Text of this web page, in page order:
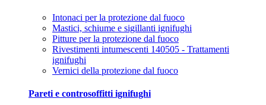
Intonaci per la protezione dal fuoco
Mastici, schiume e sigillanti ignifughi
Pitture per la protezione dal fuoco
Rivestimenti intumescenti 140505 - Trattamenti
ignifughi
Vernici della protezione dal fuoco
Pareti e controsoffitti ignifughi